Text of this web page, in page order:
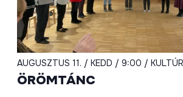
AUGUSZTUS 11. / KEDD / 9:00 /
ÖRÖMTÁNC